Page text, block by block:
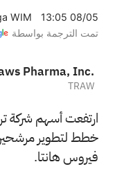
WIM
13:05 08/05
تمت الترجمة بواسطة
Pharma, Inc.
TRAW
ارتفعت أسهم شركة
خطط لتطوير
فيروس هانتا.